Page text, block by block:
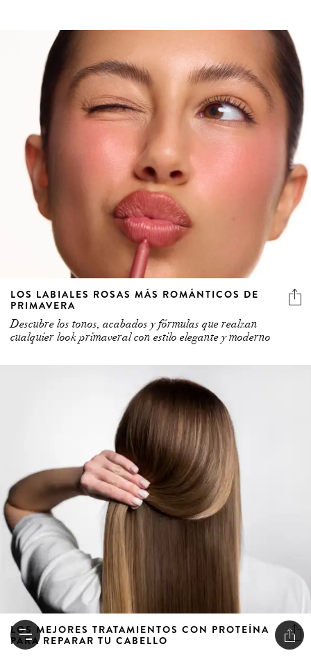
LOS LABIALES ROSAS MÁS ROMÁNTICOS DE
PRIMAVERA
Descubre los tonos, acabados y fórmulas que realzan
cualquier look primaveral con estilo elegante y moderno
LOS MEJORES TRATAMIENTOS CON PROTEÍNA
PARA REPARAR TU CABELLO